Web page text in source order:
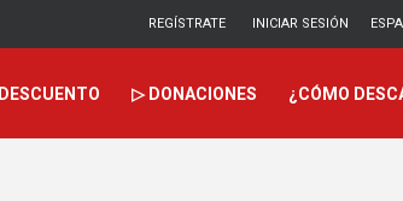
INICIAR SESIÓN
REGÍSTRATE
DESCUENTO ▷ DONACIONES ¿CÓMO